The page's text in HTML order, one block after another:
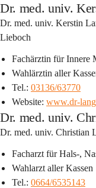
Dr. med. univ.
Dr. med. univ. Kerstin
Lieboch
Fachärztin für Innere
Wahlärztin aller
Tel.: 03136/63770
Website: www.dr-
Dr. med. univ.
Dr. med. univ. Christian
Facharzt für Hals-,
Wahlarzt aller Kassen
Tel.: 0664/6535143